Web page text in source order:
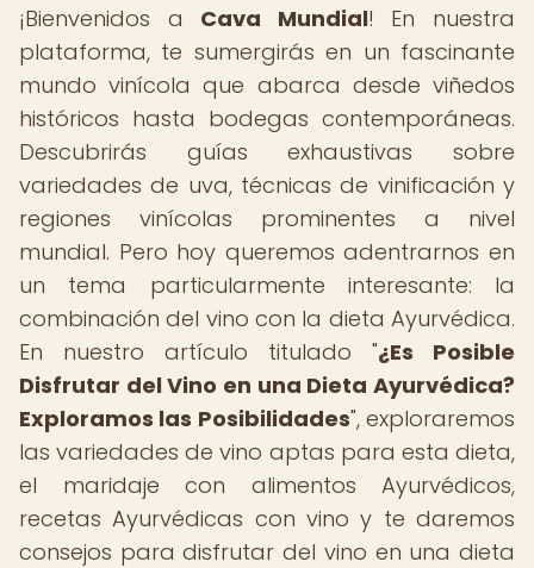
¡Bienvenidos a Cava Mundial! En nuestra
plataforma, te sumergirás en un fascinante
mundo vinícola que abarca desde viñedos
históricos hasta bodegas contemporáneas.
Descubrirás guías exhaustivas sobre
variedades de uva, técnicas de vinificación y
regiones vinícolas prominentes a nivel
mundial. Pero hoy queremos adentrarnos en
un tema particularmente interesante: la
combinación del vino con la dieta Ayurvédica.
En nuestro artículo titulado "¿Es Posible
Disfrutar del Vino en una Dieta Ayurvédica?
Exploramos las Posibilidades", exploraremos
las variedades de vino aptas para esta dieta,
el maridaje con alimentos Ayurvédicos,
recetas Ayurvédicas con vino y te daremos
consejos para disfrutar del vino en una dieta